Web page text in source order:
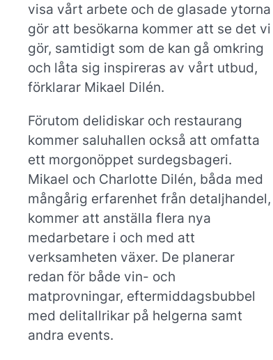
visa vårt arbete och de glasade ytorna
gör att besökarna kommer att se det vi
gör, samtidigt som de kan gå omkring
och låta sig inspireras av vårt utbud,
förklarar Mikael Dilén.
Förutom delidiskar och restaurang
kommer saluhallen också att omfatta
ett morgonöppet surdegsbageri.
Mikael och Charlotte Dilén, båda med
mångårig erfarenhet från detaljhandel,
kommer att anställa flera nya
medarbetare i och med att
verksamheten växer. De planerar
redan för både vin- och
matprovningar, eftermiddagsbubbel
med delitallrikar på helgerna samt
andra events.